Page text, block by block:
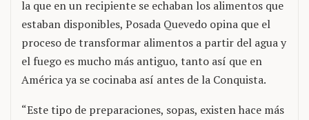
la que en un recipiente se echaban los alimentos que
estaban disponibles, Posada Quevedo opina que el
proceso de transformar alimentos a partir del agua y
el fuego es mucho más antiguo, tanto así que en
América ya se cocinaba así antes de la Conquista.
“Este tipo de preparaciones, sopas, existen hace más